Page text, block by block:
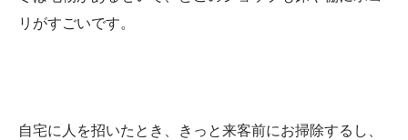
リがすごいです。
自宅に人を招いたとき、きっと来客前にお掃除するし、